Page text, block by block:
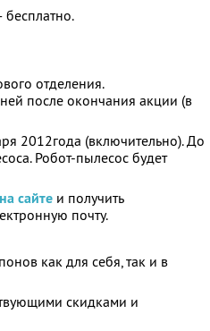
отделения.
после окончания акции (в
2012года (включительно). До
Робот-пылесос будет
на сайте и получить
почту.
как для себя, так и в
скидками и